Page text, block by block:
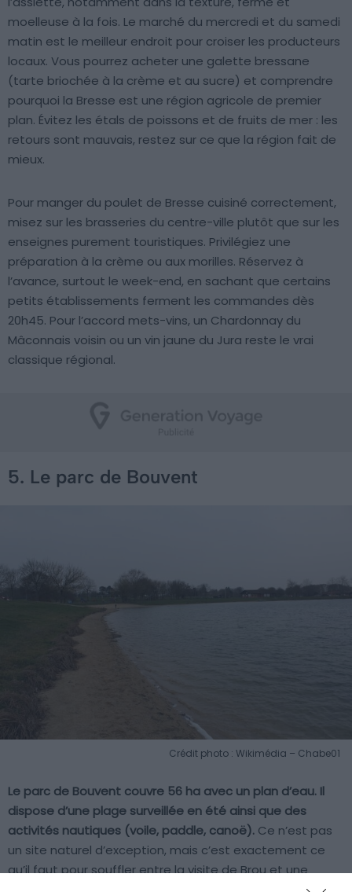
moelleuse à la fois. Le marché du mercredi et du samedi
matin est le meilleur endroit pour croiser les producteurs
locaux. Vous pourrez acheter une galette bressane
(tarte briochée à la crème et au sucre) et comprendre
pourquoi la Bresse est une région agricole de premier
plan. Évitez les étals de poissons et de fruits de mer : les
retours sont mauvais, restez sur ce que la région fait de
mieux.
Pour manger du poulet de Bresse cuisiné correctement,
misez sur les brasseries du centre-ville plutôt que sur les
enseignes purement touristiques. Privilégiez une
préparation à la crème ou aux morilles. Réservez à
l’avance, surtout le week-end, en sachant que certains
petits établissements ferment les commandes dès
20h45. Pour l’accord mets-vins, un Chardonnay du
Mâconnais voisin ou un vin jaune du Jura reste le vrai
classique régional.
5. Le parc de Bouvent
Crédit photo : Wikimédia – Chabe01
Le parc de Bouvent couvre 56 ha avec un plan d’eau. Il
dispose d’une plage surveillée en été ainsi que des
activités nautiques (voile, paddle, canoë). Ce n’est pas
un site naturel d’exception, mais c’est exactement ce
qu’il faut pour souffler entre la visite de Brou et une